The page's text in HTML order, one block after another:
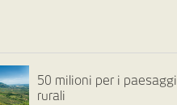
50 milioni per i paesaggi
rurali